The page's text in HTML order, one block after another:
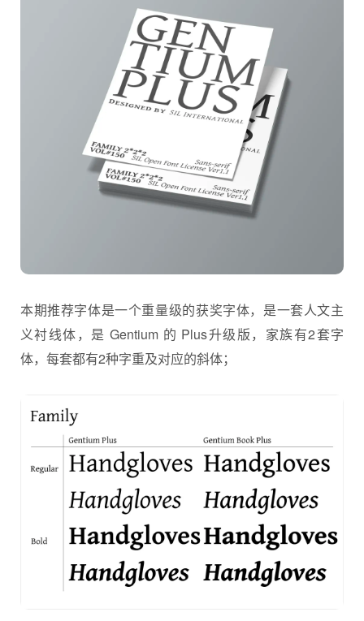
本期推荐字体是一个重量级的获奖字体，是一套人文主
义衬线体，是 Gentium 的 Plus升级版，家族有2套字
体，每套都有2种字重及对应的斜体；